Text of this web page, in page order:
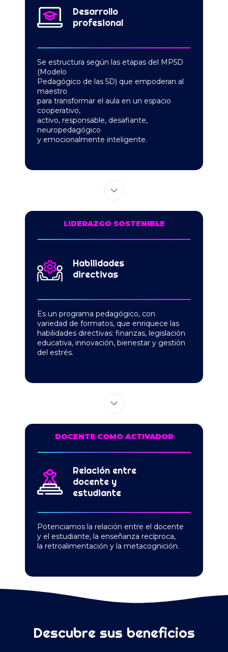
Desarrollo
profesional
Se estructura según las etapas del MP5D
(Modelo
Pedagógico de las 5D) que empoderan al
maestro
para transformar el aula en un espacio
cooperativo,
activo, responsable, desafiante,
neuropedagógico
y emocionalmente inteligente.
LIDERAZGO SOSTENIBLE
Habilidades
directivas
Es un programa pedagógico, con
variedad de formatos, que enriquece las
habilidades directivas: finanzas, legislación
educativa, innovación, bienestar y gestión
del estrés.
DOCENTE COMO ACTIVADOR
Relación entre
docente y
estudiante
Potenciamos la relación entre el docente
y el estudiante, la enseñanza recíproca,
la retroalimentación y la metacognición.
Descubre sus beneficios